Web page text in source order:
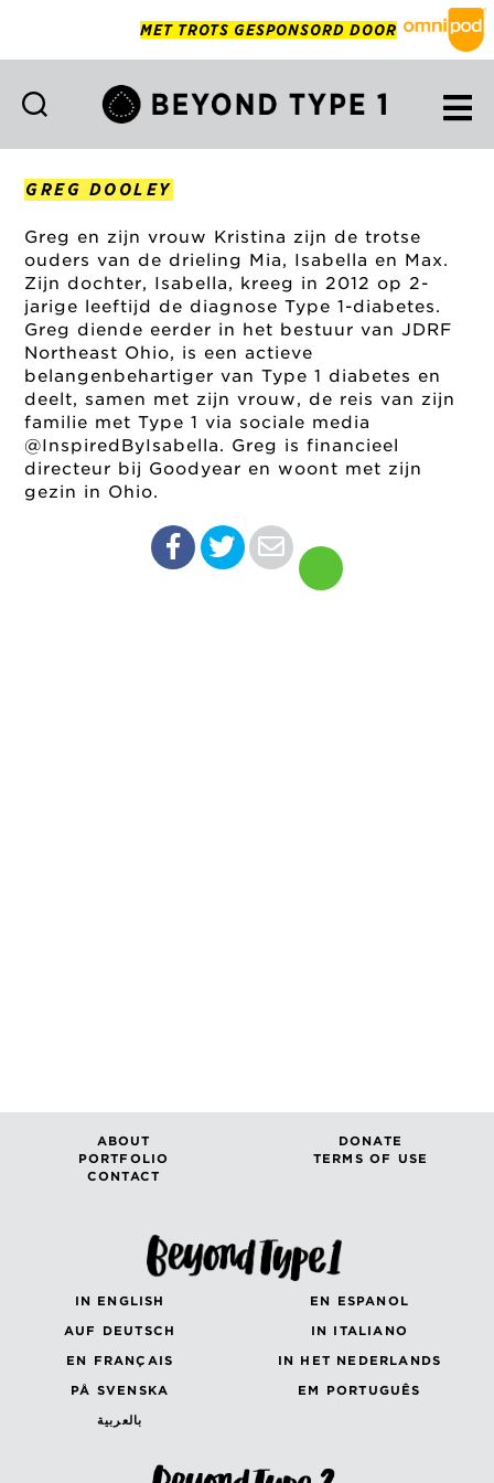
MET TROTS GESPONSORD DOOR
GREG DOOLEY
Greg en zijn vrouw Kristina zijn de trotse
ouders van de drieling Mia, Isabella en Max.
Zijn dochter, Isabella, kreeg in 2012 op 2-
jarige leeftijd de diagnose Type 1-diabetes.
Greg diende eerder in het bestuur van JDRF
Northeast Ohio, is een actieve
belangenbehartiger van Type 1 diabetes en
deelt, samen met zijn vrouw, de reis van zijn
familie met Type 1 via sociale media
@InspiredByIsabella. Greg is financieel
directeur bij Goodyear en woont met zijn
gezin in Ohio.
ABOUT
DONATE
PORTFOLIO
TERMS OF USE
CONTACT
IN ENGLISH
EN ESPANOL
AUF DEUTSCH
IN ITALIANO
EN FRANÇAIS
IN HET NEDERLANDS
PÅ SVENSKA
EM PORTUGUÊS
بالعربية